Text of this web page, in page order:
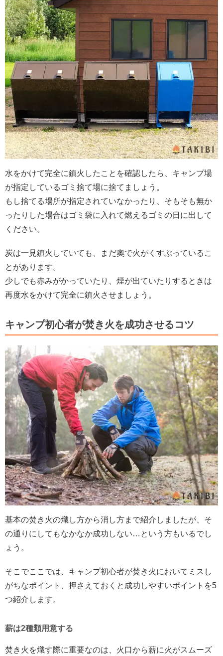
水をかけて完全に鎮火したことを確認したら、キャンプ場
が指定しているゴミ捨て場に捨てましょう。
もし捨てる場所が指定されていなかったり、そもそも無か
ったりした場合はゴミ袋に入れて燃えるゴミの日に出して
ください。
炭は一見鎮火していても、まだ奧で火がくすぶっているこ
とがあります。
少しでも赤みがかっていたり、煙が出ていたりするときは
再度水をかけて完全に鎮火させましょう。
キャンプ初心者が焚き火を成功させるコツ
基本の焚き火の熾し方から消し方まで紹介しましたが、そ
の通りにしてもなかなか成功しない…という方もいるでし
ょう。
そこでここでは、キャンプ初心者が焚き火においてミスし
がちなポイント、押さえておくと成功しやすいポイントを5
つ紹介します。
薪は2種類用意する
焚き火を熾す際に重要なのは、火口から薪に火がスムーズ